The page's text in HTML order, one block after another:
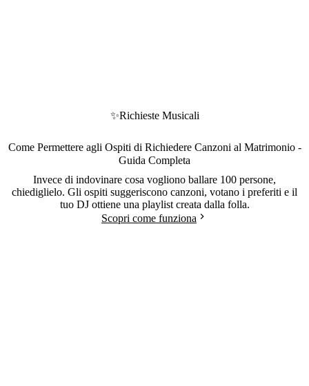
✨Richieste Musicali
Come Permettere agli Ospiti di Richiedere Canzoni al Matrimonio -
Guida Completa
Invece di indovinare cosa vogliono ballare 100 persone,
chiediglielo. Gli ospiti suggeriscono canzoni, votano i preferiti e il
tuo DJ ottiene una playlist creata dalla folla.
Scopri come funziona